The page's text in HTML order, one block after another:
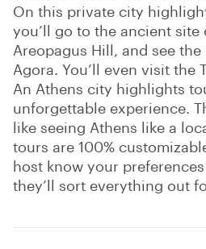
On this private city
you’ll go to the ancient site
Areopagus Hill, and see
Agora. You’ll even visit the
An Athens city highlights
unforgettable experience.
like seeing Athens like a
tours are 100%
host know your
they’ll sort everything out